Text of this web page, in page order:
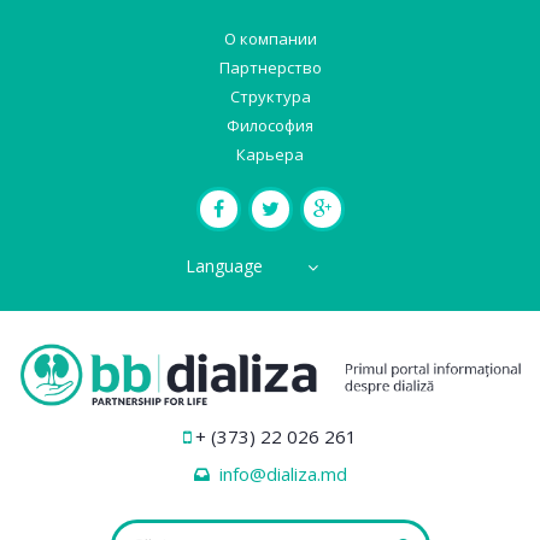
О компании
Партнерство
Структура
Философия
Карьера
Language
+ (373) 22 026 261
info@dializa.md